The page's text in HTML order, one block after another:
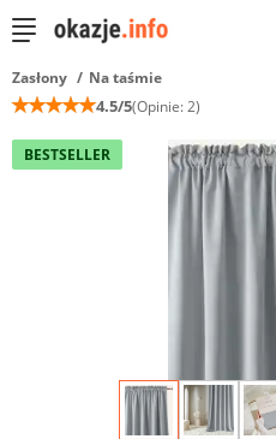
Zasłony Na taśmie
☆
☆
☆
☆
☆ 4.5/5(Opinie: 2)
BESTSELLER